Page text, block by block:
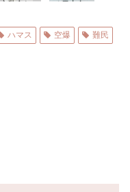
接近！
（伊勢湾
「何度も
何度も追
達の2026
年の打撃
ハマス 空爆 難民